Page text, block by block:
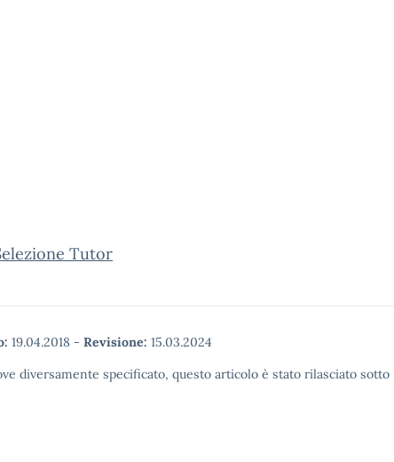
Tutor
19.04.2018 - Revisione: 15.03.2024
diversamente specificato, questo articolo è stato rilasciato